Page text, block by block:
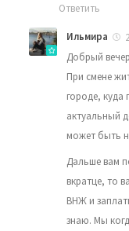
Ответить
Ильмира
Добрый
При смене
городе, куда
актуальный
может быть
Дальше вам
вкратце, то
ВНЖ и
знаю. Мы